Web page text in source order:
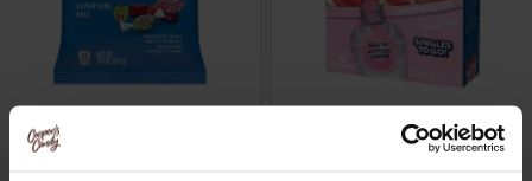
Jolly Ranchers Assorted Zero
Jolly Rancher Singles to Go 6
pack - Watermelon 18g